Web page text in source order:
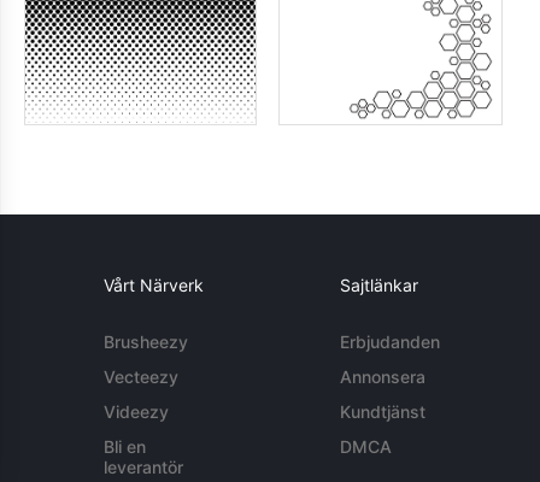
Vårt Närverk
Brusheezy
Vecteezy
Videezy
Bli en
leverantör
Sajtlänkar
Erbjudanden
Annonsera
Kundtjänst
DMCA